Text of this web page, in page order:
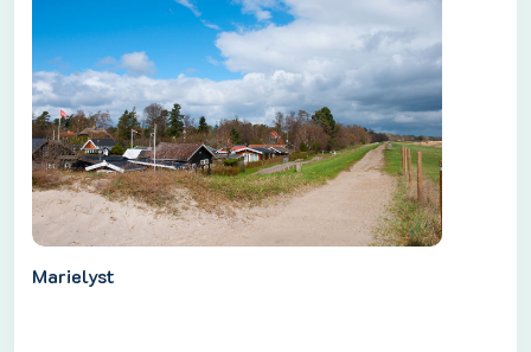
Marielyst